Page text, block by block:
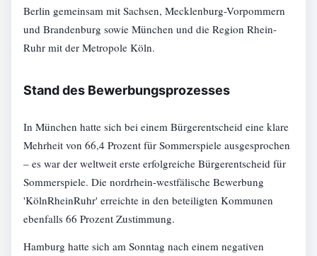
Berlin gemeinsam mit Sachsen, Mecklenburg-Vorpommern
und Brandenburg sowie München und die Region Rhein-
Ruhr mit der Metropole Köln.
Stand des Bewerbungsprozesses
In München hatte sich bei einem Bürgerentscheid eine klare
Mehrheit von 66,4 Prozent für Sommerspiele ausgesprochen
– es war der weltweit erste erfolgreiche Bürgerentscheid für
Sommerspiele. Die nordrhein-westfälische Bewerbung
'KölnRheinRuhr' erreichte in den beteiligten Kommunen
ebenfalls 66 Prozent Zustimmung.
Hamburg hatte sich am Sonntag nach einem negativen